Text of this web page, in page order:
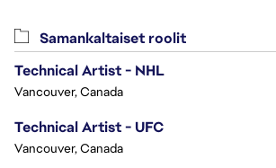
Samankaltaiset roolit
Technical Artist - NHL
Vancouver, Canada
Technical Artist - UFC
Vancouver, Canada